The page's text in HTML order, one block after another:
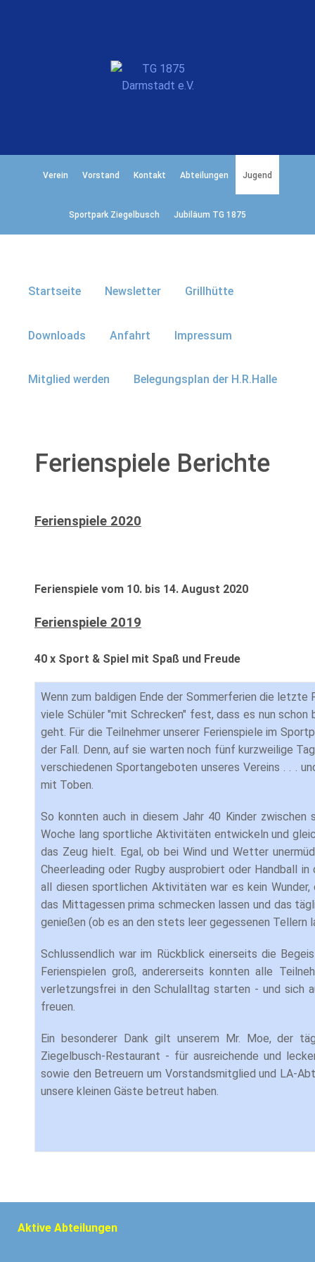
Verein Vorstand Kontakt Abteilungen Jugend
Sportpark Ziegelbusch Jubiläum TG 1875
Startseite Newsletter Grillhütte
Downloads Anfahrt Impressum
Mitglied werden Belegungsplan der H.R.Halle
Ferienspiele Berichte
Ferienspiele 2020
Ferienspiele vom 10. bis 14. August 2020
Ferienspiele 2019
40 x Sport & Spiel mit Spaß und Freude
Wenn zum baldigen Ende der Sommerferien die letzte
viele Schüler "mit Schrecken" fest, dass es nun schon
geht. Für die Teilnehmer unserer Ferienspiele im
der Fall. Denn, auf sie warten noch fünf kurzweilige
verschiedenen Sportangeboten unseres Vereins . . .
mit Toben.
So konnten auch in diesem Jahr 40 Kinder zwischen
Woche lang sportliche Aktivitäten entwickeln und
das Zeug hielt. Egal, ob bei Wind und Wetter
Cheerleading oder Rugby ausprobiert oder Handball
all diesen sportlichen Aktivitäten war es kein Wunder,
das Mittagessen prima schmecken lassen und das
genießen (ob es an den stets leer gegessenen Tellern
Schlussendlich war im Rückblick einerseits die
Ferienspielen groß, andererseits konnten alle
verletzungsfrei in den Schulalltag starten - und sich
freuen.
Ein besonderer Dank gilt unserem Mr. Moe, der
Ziegelbusch-Restaurant - für ausreichende und
sowie den Betreuern um Vorstandsmitglied und LA-
unsere kleinen Gäste betreut haben.
Aktive Abteilungen